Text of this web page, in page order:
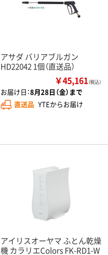
アサダ バリアブルガン
HD22042 1個（直送品）
￥45,161（税込）
お届け日：8月28日（金）まで
直送品 YTEからお届け
アイリスオーヤマ ふとん乾燥
機 カラリエColors FK-RD1-W